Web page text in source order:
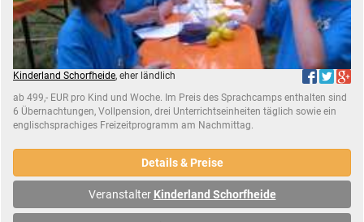
Kinderland Schorfheide, eher ländlich
ab 499,- EUR pro Kind und Woche. Im Preis des Sprachcamps enthalten sind
6 Übernachtungen, Vollpension, drei Unterrichtseinheiten täglich sowie ein
englischsprachiges Freizeitprogramm am Nachmittag.
Details & Preise
Veranstalter Kinderland Schorfheide